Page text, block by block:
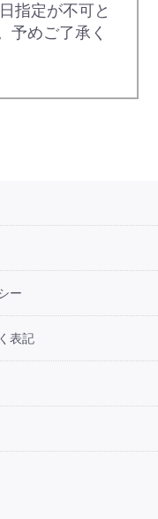
指定が不可と
予めご了承く
ー
表記